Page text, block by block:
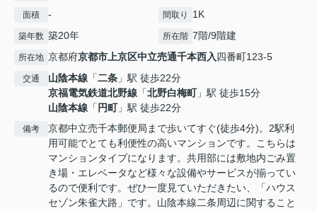
面積 - 間取り 1K
築年数 築20年 所在階 7階/9階建
所在地 京都府京都市上京区中立売通千本西入四番町123-5
交通 山陰本線 「二条 」駅 徒歩22分
京福電気鉄道北野線 「北野白梅町」駅 徒歩15分
山陰本線 「 円町」駅 徒歩22分
備考
京都中立売千本郵便局まで歩いてすぐ(徒歩4分)。2駅利
用可能でとても利便性の高いマンションです。こちらは
マンションタイプになります。共用部には敷地内ごみ置
き場・エレベータなど様々な設備やサービスが揃ってい
るので便利です。ぜひ一度見ていただきたい、「ハウス
セゾン朱雀大路」です。山陰本線二条周辺に関すること